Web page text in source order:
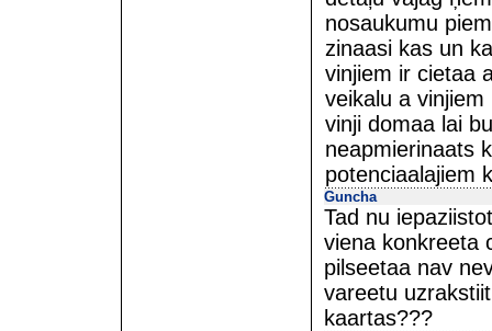
nosaukumu
zinaasi kas un
vinjiem ir cietaa
veikalu a
vinji domaa lai
neapmierinaats
potenciaalajiem
Guncha
Tad nu
viena konkreeta
pilseetaa nav
vareetu
kaartas???